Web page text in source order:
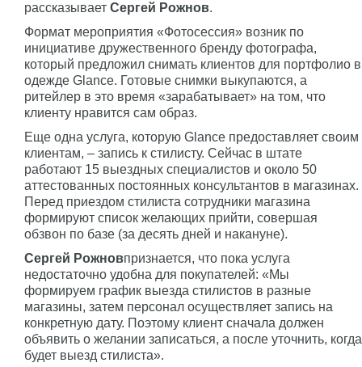
рассказывает Сергей Рожнов.
Формат мероприятия «Фотосессия» возник по
инициативе дружественного бренду фотографа,
который предложил снимать клиентов для портфолио в
одежде Glance. Готовые снимки выкупаются, а
ритейлер в это время «зарабатывает» на том, что
клиенту нравится сам образ.
Еще одна услуга, которую Glance предоставляет своим
клиентам, – запись к стилисту. Сейчас в штате
работают 15 выездных специалистов и около 50
аттестованных постоянных консультантов в магазинах.
Перед приездом стилиста сотрудники магазина
формируют список желающих прийти, совершая
обзвон по базе (за десять дней и накануне).
Сергей Рожновпризнается, что пока услуга
недостаточно удобна для покупателей: «Мы
формируем график выезда стилистов в разные
магазины, затем персонал осуществляет запись на
конкретную дату. Поэтому клиент сначала должен
объявить о желании записаться, а после уточнить, когда
будет выезд стилиста».